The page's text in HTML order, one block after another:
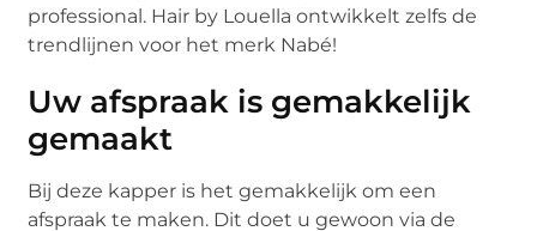
professional. Hair by Louella ontwikkelt zelfs de
trendlijnen voor het merk Nabé!
Uw afspraak is gemakkelijk
gemaakt
Bij deze kapper is het gemakkelijk om een
afspraak te maken. Dit doet u gewoon via de